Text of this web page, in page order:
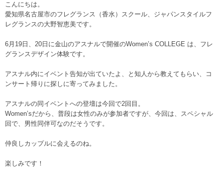
こんにちは。
愛知県名古屋市のフレグランス（香水）スクール、ジャパンスタイルフ
レグランスの大野智恵美です。
6月19日、20日に金山のアスナルで開催のWomen’s COLLEGE は、フレ
グランスデザイン体験です。
アスナル内にイベント告知が出ていたよ、と知人から教えてもらい、コ
ンサート帰りに探しに寄ってみました。
アスナルの同イベントへの登壇は今回で2回目。
Women’sだから、普段は女性のみが参加者ですが、今回は、スペシャル
回で、男性同伴可なのだそうです。
仲良しカップルに会えるのね。
楽しみです！